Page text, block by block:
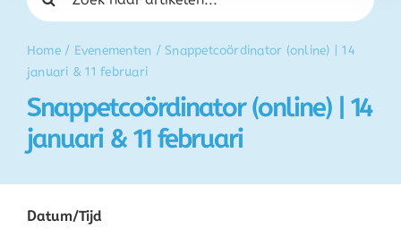
Taal & Spelling
Werken met Snappet
Training
Home/ Evenementen /Snappetcoördinator (online) | 14
januari & 11 februari
Snappetcoördinator (online) | 14
januari & 11 februari
naar:
Datum/Tijd